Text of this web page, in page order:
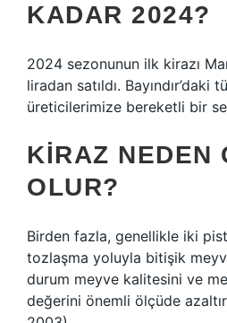
KADAR 2024?
2024 sezonunun ilk kirazı
liradan satıldı. Bayındır’daki
üreticilerimize bereketli bir
KIRAZ NEDEN
OLUR?
Birden fazla, genellikle iki
tozlaşma yoluyla bitişik
durum meyve kalitesini ve
değerini önemli ölçüde